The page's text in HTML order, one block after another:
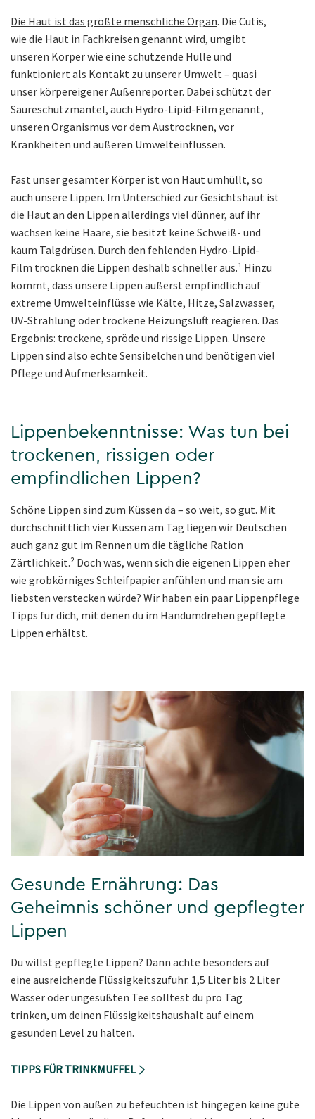
Die Haut ist das größte menschliche Organ. Die Cutis,
wie die Haut in Fachkreisen genannt wird, umgibt
unseren Körper wie eine schützende Hülle und
funktioniert als Kontakt zu unserer Umwelt – quasi
unser körpereigener Außenreporter. Dabei schützt der
Säureschutzmantel, auch Hydro-Lipid-Film genannt,
unseren Organismus vor dem Austrocknen, vor
Krankheiten und äußeren Umwelteinflüssen.
Fast unser gesamter Körper ist von Haut umhüllt, so
auch unsere Lippen. Im Unterschied zur Gesichtshaut ist
die Haut an den Lippen allerdings viel dünner, auf ihr
wachsen keine Haare, sie besitzt keine Schweiß- und
kaum Talgdrüsen. Durch den fehlenden Hydro-Lipid-
Film trocknen die Lippen deshalb schneller aus.¹ Hinzu
kommt, dass unsere Lippen äußerst empfindlich auf
extreme Umwelteinflüsse wie Kälte, Hitze, Salzwasser,
UV-Strahlung oder trockene Heizungsluft reagieren. Das
Ergebnis: trockene, spröde und rissige Lippen. Unsere
Lippen sind also echte Sensibelchen und benötigen viel
Pflege und Aufmerksamkeit.
Lippenbekenntnisse: Was tun bei
trockenen, rissigen oder
empfindlichen Lippen?
Schöne Lippen sind zum Küssen da – so weit, so gut. Mit
durchschnittlich vier Küssen am Tag liegen wir Deutschen
auch ganz gut im Rennen um die tägliche Ration
Zärtlichkeit.² Doch was, wenn sich die eigenen Lippen eher
wie grobkörniges Schleifpapier anfühlen und man sie am
liebsten verstecken würde? Wir haben ein paar Lippenpflege
Tipps für dich, mit denen du im Handumdrehen gepflegte
Lippen erhältst.
Gesunde Ernährung: Das
Geheimnis schöner und gepflegter
Lippen
Du willst gepflegte Lippen? Dann achte besonders auf
eine ausreichende Flüssigkeitszufuhr. 1,5 Liter bis 2 Liter
Wasser oder ungesüßten Tee solltest du pro Tag
trinken, um deinen Flüssigkeitshaushalt auf einem
gesunden Level zu halten.
TIPPS FÜR TRINKMUFFEL
Die Lippen von außen zu befeuchten ist hingegen keine gute